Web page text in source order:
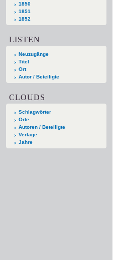
1850
1851
1852
LISTEN
Neuzugänge
Titel
Ort
Autor / Beteiligte
CLOUDS
Schlagwörter
Orte
Autoren / Beteiligte
Verlage
Jahre